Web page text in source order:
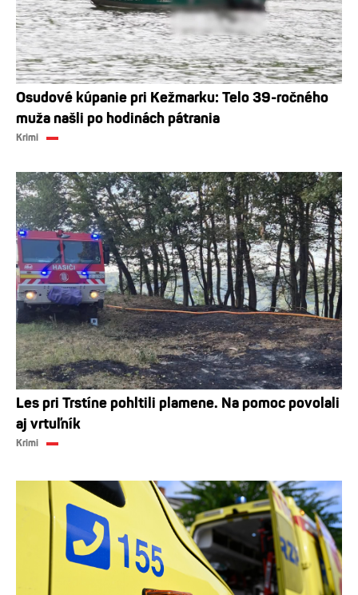
Osudové kúpanie pri Kežmarku: Telo 39-ročného
muža našli po hodinách pátrania
Krimi
Les pri Trstíne pohltili plamene. Na pomoc povolali
aj vrtuľník
Krimi